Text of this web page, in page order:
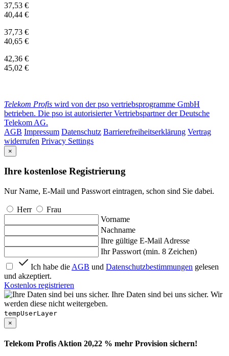
37,53 €
40,44 €
37,73 €
40,65 €
42,36 €
45,02 €
Telekom Profis wird von der pso vertriebsprogramme GmbH
betrieben. Die pso ist autorisierter Vertriebspartner der Deutsche
Telekom AG.
AGB Impressum Datenschutz Barrierefreiheitserklärung Vertrag
widerrufen Privacy Settings
×
Ihre kostenlose Registrierung
Nur Name, E-Mail und Passwort eintragen, schon sind Sie dabei.
Herr
Frau
Vorname
Nachname
Ihre gültige E-Mail Adresse
Ihr Passwort (min. 8 Zeichen)
Ich habe die AGB und Datenschutzbestimmungen gelesen
und akzeptiert.
Kostenlos registrieren
Ihre Daten sind bei uns sicher. Wir
werden diese nicht weitergeben.
tempUserLayer
×
Telekom Profis Aktion 20,22 % mehr Provision sichern!